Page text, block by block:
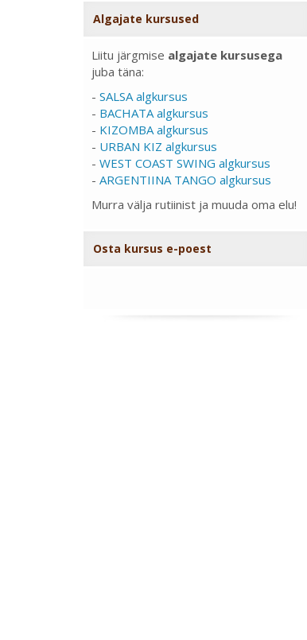
Algajate kursused
Liitu järgmise algajate kursusega
juba täna:
- SALSA algkursus
- BACHATA algkursus
- KIZOMBA algkursus
- URBAN KIZ algkursus
- WEST COAST SWING algkursus
- ARGENTIINA TANGO algkursus
Murra välja rutiinist ja muuda oma elu!
Osta kursus e-poest